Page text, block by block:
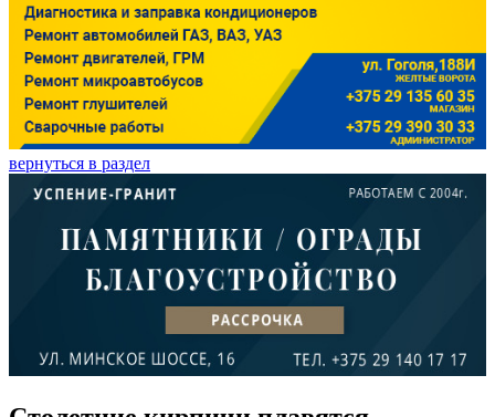
вернуться в раздел